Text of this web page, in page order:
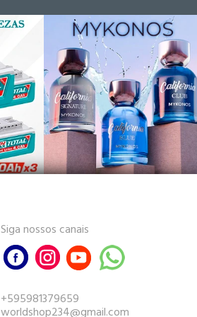
Siga nossos canais
+595981379659
worldshop234@gmail.com